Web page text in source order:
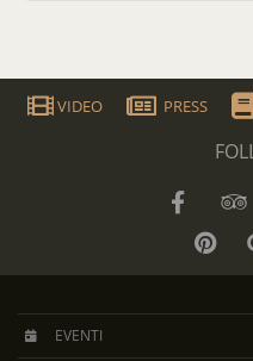
VIDEO PRESS
EVENTI